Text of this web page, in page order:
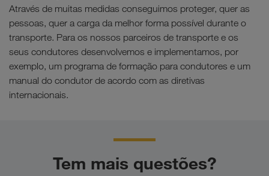
Através de muitas medidas conseguimos proteger, quer as
pessoas, quer a carga da melhor forma possível durante o
transporte. Para os nossos parceiros de transporte e os
seus condutores desenvolvemos e implementamos, por
exemplo, um programa de formação para condutores e um
manual do condutor de acordo com as diretivas
internacionais.
Tem mais questões?